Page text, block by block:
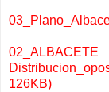
02_ALBACETE
126KB)